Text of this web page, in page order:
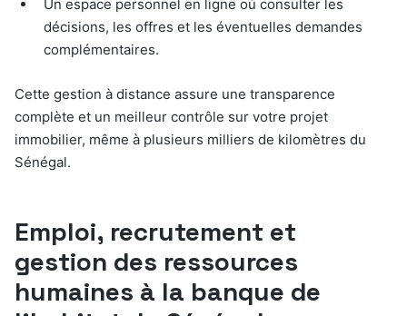
Un espace personnel en ligne où consulter les
décisions, les offres et les éventuelles demandes
complémentaires.
Cette gestion à distance assure une transparence
complète et un meilleur contrôle sur votre projet
immobilier, même à plusieurs milliers de kilomètres du
Sénégal.
Emploi, recrutement et
gestion des ressources
humaines à la banque de